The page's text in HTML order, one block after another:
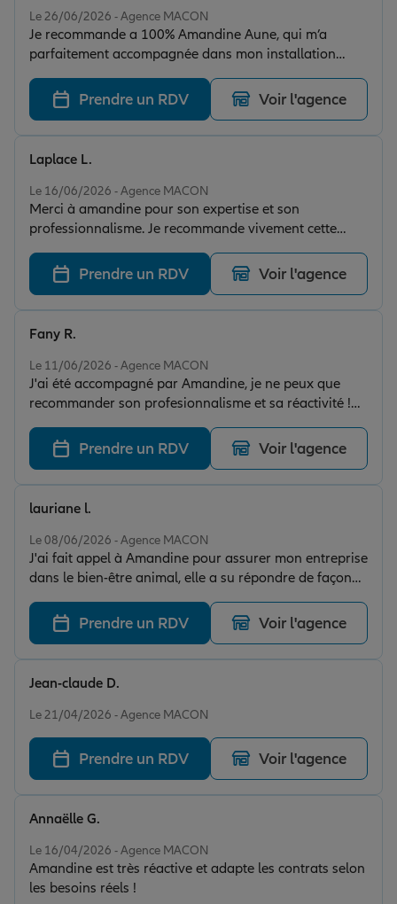
Le 26/06/2026 - Agence MACON
Je recommande a 100% Amandine Aune, qui m’a
parfaitement accompagnée dans mon installation
professionnelle d’ostéopathe animalier. Enfin une
personne qui comprends réellement les enjeux et le
métier ! Merci encore
Prendre un RDV Voir l'agence
Le 16/06/2026 - Agence MACON
Merci à amandine pour son expertise et son
professionnalisme. Je recommande vivement cette
agence.
Laplace L.
Prendre un RDV Voir l'agence
Le 11/06/2026 - Agence MACON
J'ai été accompagné par Amandine, je ne peux que
recommander son profesionnalisme et sa réactivité !
merci beaucoup Amandine :)
Fany R.
Prendre un RDV Voir l'agence
Le 08/06/2026 - Agence MACON
J'ai fait appel à Amandine pour assurer mon entreprise
dans le bien-être animal, elle a su répondre de façon
très précise à mes demandes pour m'assurer au mieux
sur le terrain ! Je recommande à 100%
lauriane l.
Prendre un RDV Voir l'agence
Le 21/04/2026 - Agence MACON
Jean-claude D.
Prendre un RDV Voir l'agence
Le 16/04/2026 - Agence MACON
Amandine est très réactive et adapte les contrats selon
les besoins réels !
Annaëlle G.